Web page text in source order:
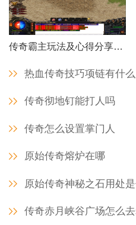
传奇霸主玩法及心得分享怎么弄
热血传奇技巧项链有什么
传奇彻地钉能打人吗
传奇怎么设置掌门人
原始传奇熔炉在哪
原始传奇神秘之石用处
传奇赤月峡谷广场怎么